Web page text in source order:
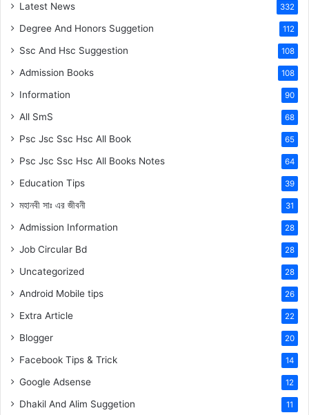
Latest News 332
Degree And Honors Suggetion 112
Ssc And Hsc Suggestion 108
Admission Books 108
Information 90
All SmS 68
Psc Jsc Ssc Hsc All Book 65
Psc Jsc Ssc Hsc All Books Notes 64
Education Tips 39
মহানবী সাঃ এর জীবনী 31
Admission Information 28
Job Circular Bd 28
Uncategorized 28
Android Mobile tips 26
Extra Article 22
Blogger 20
Facebook Tips & Trick 14
Google Adsense 12
Dhakil And Alim Suggetion 11